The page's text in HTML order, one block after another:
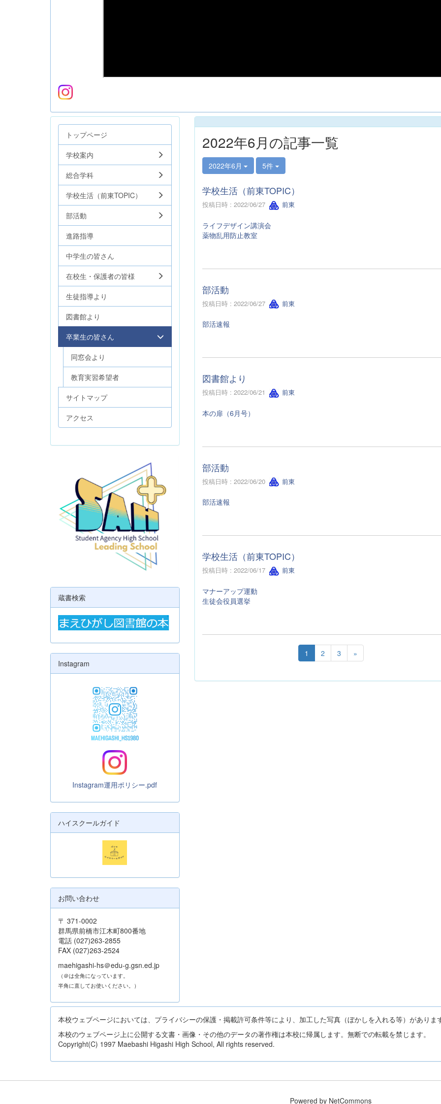
2022年6月の記事一覧
2022年6月 5件
学校生活（前東TOPIC）
投稿日時 : 2022/06/27 前東
ライフデザイン講演会
薬物乱用防止教室
部活動
投稿日時 : 2022/06/27 前東
部活速報
図書館より
投稿日時 : 2022/06/21 前東
本の扉（6月号）
部活動
投稿日時 : 2022/06/20 前東
部活速報
学校生活（前東TOPIC）
投稿日時 : 2022/06/17 前東
マナーアップ運動
生徒会役員選挙
1 2 3 »
トップページ
学校案内
総合学科
学校生活（前東TOPIC）
部活動
進路指導
中学生の皆さん
在校生・保護者の皆様
生徒指導より
図書館より
卒業生の皆さん
同窓会より
教育実習希望者
サイトマップ
アクセス
蔵書検索
Instagram
Instagram運用ポリシー.pdf
ハイスクールガイド
お問い合わせ
〒 371-0002
群馬県前橋市江木町800番地
電話 (027)263-2855
FAX (027)263-2524
maehigashi-hs＠edu-g.gsn.ed.jp
（＠は全角になっています。
半角に直してお使いください。）
本校ウェブページにおいては、プライバシーの保護・掲載許可条件等により、加工した写真（ぼかしを入れる等）がありま
本校のウェブページ上に公開する文書・画像・その他のデータの著作権は本校に帰属します。無断での転載を禁じます。
Copyright(C) 1997 Maebashi Higashi High School, All rights reserved.
Powered by NetCommons